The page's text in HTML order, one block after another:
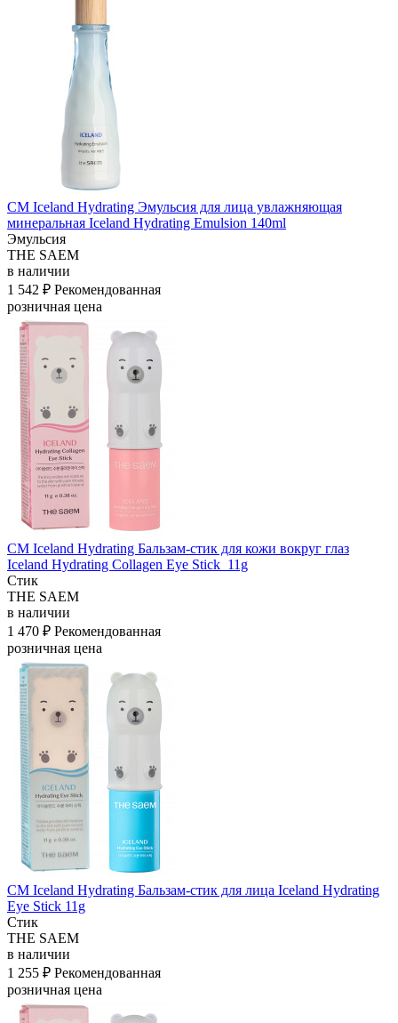
СМ Iceland Hydrating Эмульсия для лица увлажняющая
минеральная Iceland Hydrating Emulsion 140ml
Эмульсия
THE SAEM
в наличии
1 542 ₽ Рекомендованная
розничная цена
СМ Iceland Hydrating Бальзам-стик для кожи вокруг глаз
Iceland Hydrating Collagen Eye Stick_11g
Стик
THE SAEM
в наличии
1 470 ₽ Рекомендованная
розничная цена
СМ Iceland Hydrating Бальзам-стик для лица Iceland Hydrating
Eye Stick 11g
Стик
THE SAEM
в наличии
1 255 ₽ Рекомендованная
розничная цена